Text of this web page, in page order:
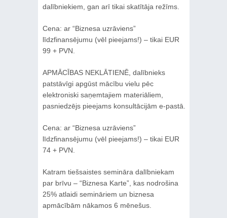
dalībniekiem, gan arī tikai skatītāja režīms.
Cena: ar “Biznesa uzrāviens”
līdzfinansējumu (vēl pieejams!) – tikai EUR
99 + PVN.
APMĀCĪBAS NEKLĀTIENĒ, dalībnieks
patstāvīgi apgūst mācību vielu pēc
elektroniski saņemtajiem materiāliem,
pasniedzējs pieejams konsultācijām e-pastā.
Cena: ar “Biznesa uzrāviens”
līdzfinansējumu (vēl pieejams!) – tikai EUR
74 + PVN.
Katram tiešsaistes semināra dalībniekam
par brīvu – “Biznesa Karte”, kas nodrošina
25% atlaidi semināriem un biznesa
apmācībām nākamos 6 mēnešus.